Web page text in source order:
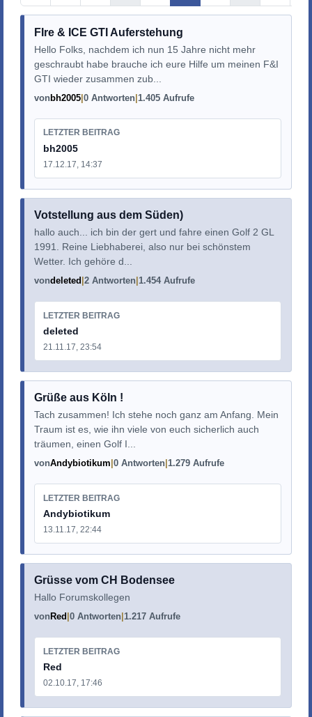
FIre & ICE GTI Auferstehung
Hello Folks, nachdem ich nun 15 Jahre nicht mehr
geschraubt habe brauche ich eure Hilfe um meinen F&I
GTI wieder zusammen zub...
vonbh2005 0 Antworten 1.405 Aufrufe
LETZTER BEITRAG
bh2005
17.12.17, 14:37
Votstellung aus dem Süden)
hallo auch... ich bin der gert und fahre einen Golf 2 GL
1991. Reine Liebhaberei, also nur bei schönstem
Wetter. Ich gehöre d...
vondeleted 2 Antworten 1.454 Aufrufe
LETZTER BEITRAG
deleted
21.11.17, 23:54
Grüße aus Köln !
Tach zusammen! Ich stehe noch ganz am Anfang. Mein
Traum ist es, wie ihn viele von euch sicherlich auch
träumen, einen Golf I...
vonAndybiotikum 0 Antworten 1.279 Aufrufe
LETZTER BEITRAG
Andybiotikum
13.11.17, 22:44
Grüsse vom CH Bodensee
Hallo Forumskollegen
von Red 0 Antworten 1.217 Aufrufe
LETZTER BEITRAG
Red
02.10.17, 17:46